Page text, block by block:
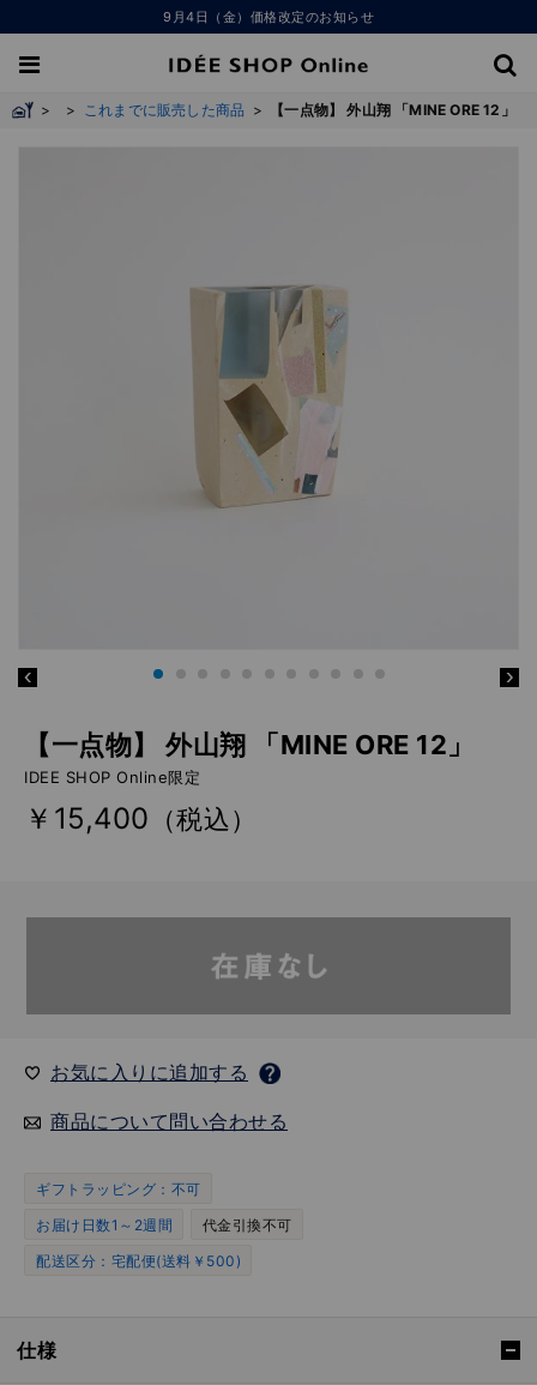
9月4日（金）価格改定のお知らせ
> > これまでに販売した商品 > 【一点物】 外山翔 「MINE ORE 12」
【一点物】 外山翔 「MINE ORE 12」
IDEE SHOP Online限定
￥15,400 （税込）
お気に入りに追加する
商品について問い合わせる
ギフトラッピング：不可
お届け日数1～2週間
代金引換不可
配送区分：宅配便(送料￥500)
仕様